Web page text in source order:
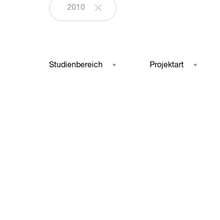
2010
Studienbereich Projektart